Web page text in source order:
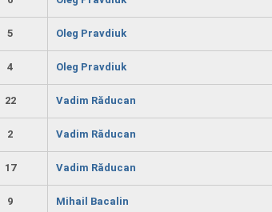
5 Oleg Pravdiuk
4 Oleg Pravdiuk
22 Vadim Răducan
2 Vadim Răducan
17 Vadim Răducan
9 Mihail Bacalin